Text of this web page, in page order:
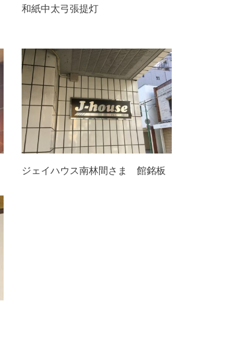
和紙中太弓張提灯
ジェイハウス南林間さま 館銘板